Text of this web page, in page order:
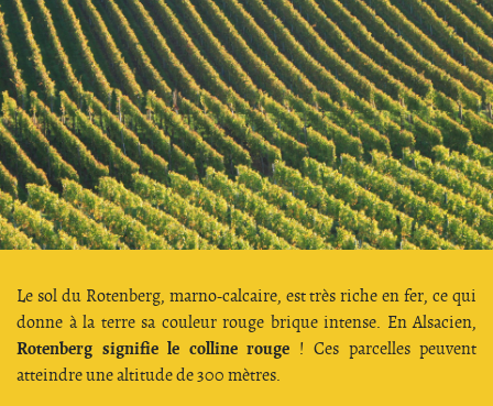
Le sol du Rotenberg, marno-calcaire, est très riche en fer, ce qui
donne à la terre sa couleur rouge brique intense. En Alsacien,
Rotenberg signifie le colline rouge ! Ces parcelles peuvent
atteindre une altitude de 300 mètres.